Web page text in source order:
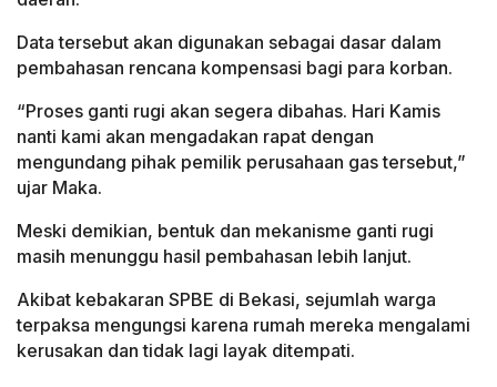
Data tersebut akan digunakan sebagai dasar dalam
pembahasan rencana kompensasi bagi para korban.
“Proses ganti rugi akan segera dibahas. Hari Kamis
nanti kami akan mengadakan rapat dengan
mengundang pihak pemilik perusahaan gas tersebut,”
ujar Maka.
Meski demikian, bentuk dan mekanisme ganti rugi
masih menunggu hasil pembahasan lebih lanjut.
Akibat kebakaran SPBE di Bekasi, sejumlah warga
terpaksa mengungsi karena rumah mereka mengalami
kerusakan dan tidak lagi layak ditempati.